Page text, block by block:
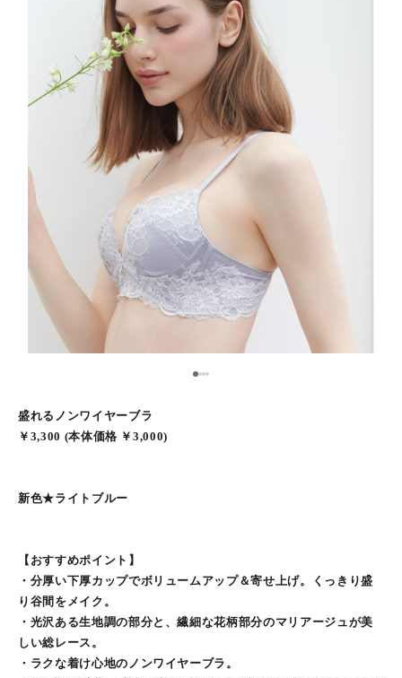
123
盛れるノンワイヤーブラ
￥3,300 (本体価格 ￥3,000)
新色★ライトブルー
【おすすめポイント】
・分厚い下厚カップでボリュームアップ＆寄せ上げ。くっきり盛
り谷間をメイク。
・光沢ある生地調の部分と、繊細な花柄部分のマリアージュが美
しい総レース。
・ラクな着け心地のノンワイヤーブラ。